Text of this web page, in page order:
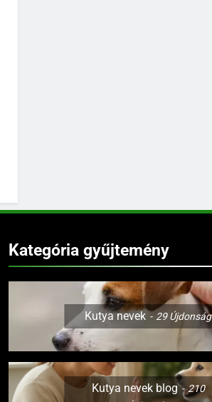
Kategória gyűjtemény
Kutya nevek 29Újdonság
Kutya nevek blog
210